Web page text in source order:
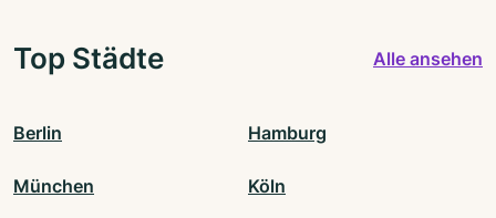
Top Städte Alle ansehen
Berlin Hamburg
München Köln